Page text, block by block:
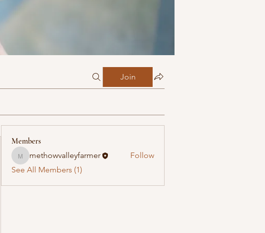
Join
Members
methowvalleyfarmer
methowvalleyfarmer
Follow
See All Members (1)